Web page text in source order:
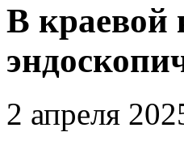
В краевой
2 апреля